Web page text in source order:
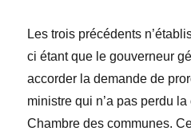
Les trois précédents
ci étant que le gouverneur
accorder la demande de
ministre qui n’a pas perdu
Chambre des communes.